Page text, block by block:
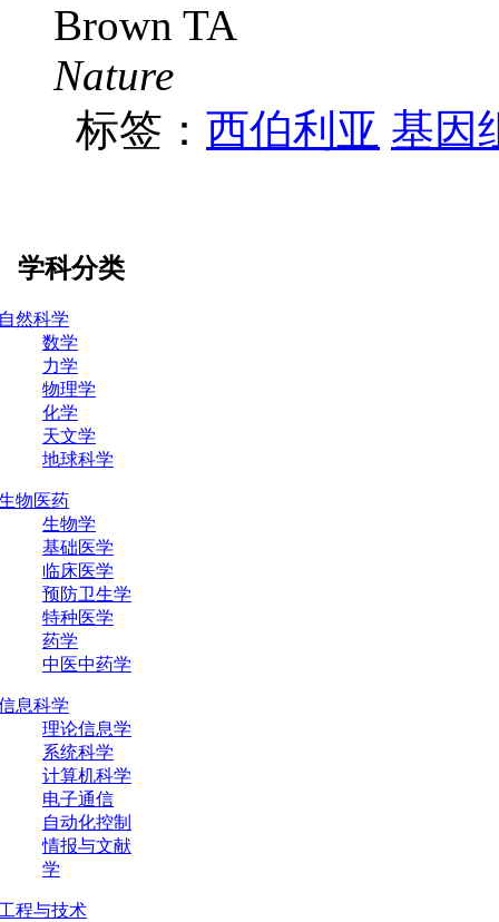
Brown TA
Nature
标签： 西伯利亚 基因
科分类
然科学
数学
力学
物理学
化学
天文学
地球科学
物医药
生物学
基础医学
临床医学
预防卫生学
特种医学
药学
中医中药学
息科学
理论信息学
系统科学
计算机科学
电子通信
自动化控制
情报与文献
学
程与技术